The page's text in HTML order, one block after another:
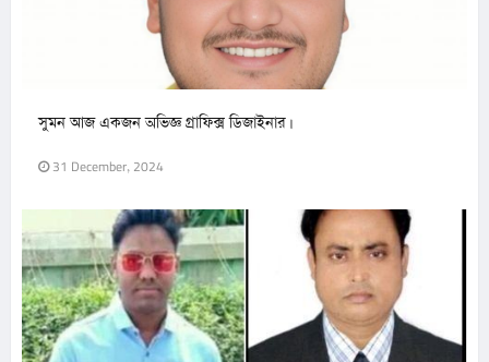
সুমন আজ একজন অভিজ্ঞ গ্রাফিক্স ডিজাইনার।
31 December, 2024